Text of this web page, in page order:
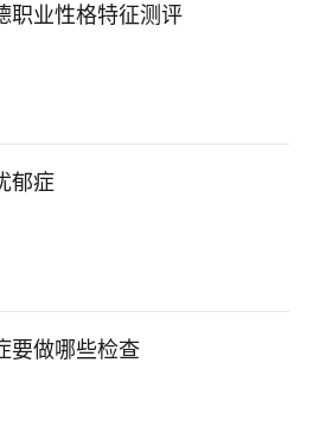
职业性格特征测评
郁症
要做哪些检查